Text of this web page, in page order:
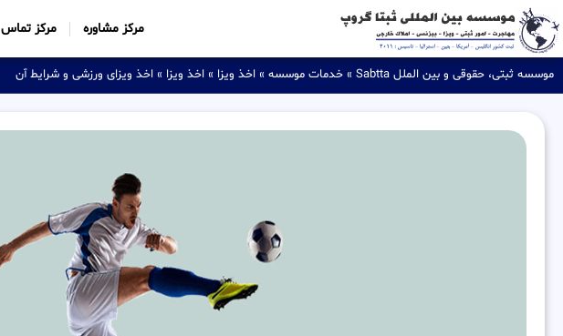
مرکز مشاوره مرکز تماس
موسسه ثبتی، حقوقی و بین الملل Sabtta » خدمات موسسه » اخذ ویزا » اخذ ویزا » اخذ ویزای ورزشی و شرایط آن